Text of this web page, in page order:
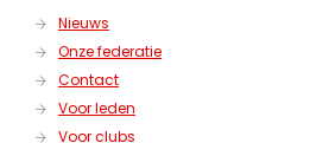
Nieuws
Onze federatie
Contact
Voor leden
Voor clubs